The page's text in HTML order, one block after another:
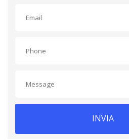
INVIA